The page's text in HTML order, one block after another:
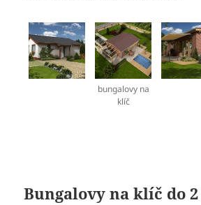
bungalovy na
klíč
Bungalovy na klíč do